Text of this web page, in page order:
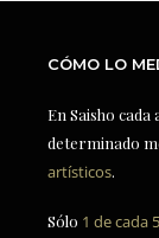
CÓMO LO
En Saisho
determinado
artísticos.
Sólo 1 de cada